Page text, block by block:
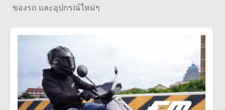
ของรถ และอุปกรณ์ใหม่ๆ